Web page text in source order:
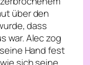
über den
dass
war. Alec zog
Hand fest